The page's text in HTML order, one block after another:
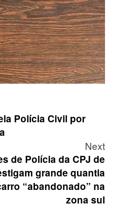
Polícia Civil por
Next
de Polícia da CPJ de
grande quantia
“abandonado” na
zona sul